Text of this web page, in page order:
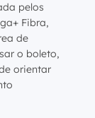
pelos
Fibra,
de
o boleto,
orientar